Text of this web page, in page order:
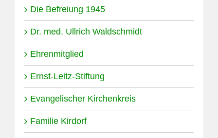
Die Befreiung 1945
Dr. med. Ullrich Waldschmidt
Ehrenmitglied
Ernst-Leitz-Stiftung
Evangelischer Kirchenkreis
Familie Kirdorf